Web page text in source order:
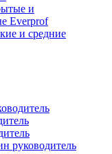
и
Everprof
и средние
руководитель